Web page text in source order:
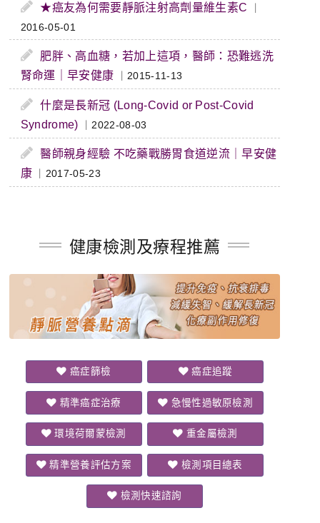
★癌友為何需要靜脈注射高劑量維生素C
2016-05-01
肥胖、高血糖，若加上這項，醫師：恐難逃洗
腎命運｜早安健康
｜2015-11-13
什麼是長新冠 (Long-Covid or Post-Covid
Syndrome)
｜2022-08-03
醫師親身經驗 不吃藥戰勝胃食道逆流｜早安健
康
｜2017-05-23
健康檢測及療程推薦
癌症篩檢 癌症追蹤
精準癌症治療 急慢性過敏原檢測
環境荷爾蒙檢測 重金屬檢測
精準營養評估方案 檢測項目總表
檢測快速諮詢